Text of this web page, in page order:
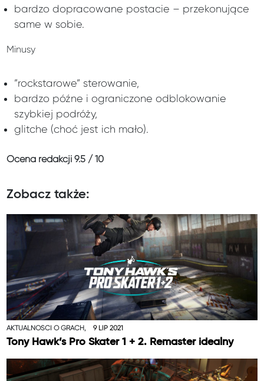
bardzo dopracowane postacie – przekonujące
same w sobie.
Minusy
”rockstarowe” sterowanie,
bardzo późne i ograniczone odblokowanie
szybkiej podróży,
glitche (choć jest ich mało).
Ocena redakcji9.5 / 10
Zobacz także:
AKTUALNOŚCI O GRACH, 9 LIP 2021
Tony Hawk’s Pro Skater 1 + 2. Remaster idealny